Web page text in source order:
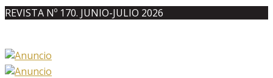
REVISTA Nº 170. JUNIO-JULIO 2026